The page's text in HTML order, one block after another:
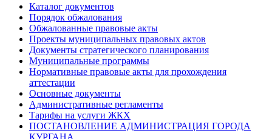
Каталог документов
Порядок обжалования
Обжалованные правовые акты
Проекты муниципальных правовых актов
Документы стратегического планирования
Муниципальные программы
Нормативные правовые акты для прохождения
аттестации
Основные документы
Административные регламенты
Тарифы на услуги ЖКХ
ПОСТАНОВЛЕНИЕ АДМИНИСТРАЦИЯ ГОРОДА
КУРГАНА